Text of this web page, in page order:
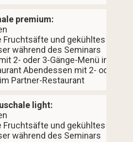
premium:
Fruchtsäfte und gekühltes
während des Seminars
2- oder 3-Gänge-Menü im
Abendessen mit 2- oder 3-
Partner-Restaurant
light:
Fruchtsäfte und gekühltes
während des Seminars